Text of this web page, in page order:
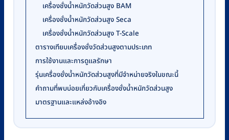
เครื่องชั่งน้ำหนักวัดส่วนสูง BAM
เครื่องชั่งน้ำหนักวัดส่วนสูง Seca
เครื่องชั่งน้ำหนักวัดส่วนสูง T-Scale
ตารางเทียบเครื่องชั่งวัดส่วนสูงตามประเภท
การใช้งานและการดูแลรักษา
รุ่นเครื่องชั่งน้ำหนักวัดส่วนสูงที่มีจำหน่ายจริงในขณะนี้
คำถามที่พบบ่อยเกี่ยวกับเครื่องชั่งน้ำหนักวัดส่วนสูง
มาตรฐานและแหล่งอ้างอิง